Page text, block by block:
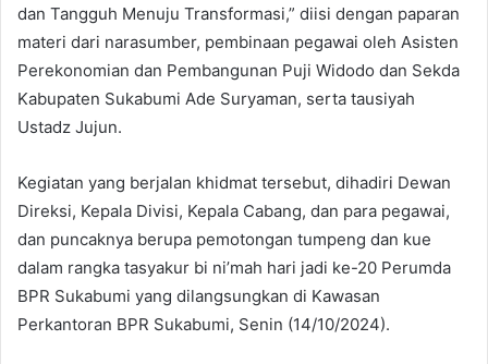
dan Tangguh Menuju Transformasi,” diisi dengan paparan
materi dari narasumber, pembinaan pegawai oleh Asisten
Perekonomian dan Pembangunan Puji Widodo dan Sekda
Kabupaten Sukabumi Ade Suryaman, serta tausiyah
Ustadz Jujun.
Kegiatan yang berjalan khidmat tersebut, dihadiri Dewan
Direksi, Kepala Divisi, Kepala Cabang, dan para pegawai,
dan puncaknya berupa pemotongan tumpeng dan kue
dalam rangka tasyakur bi ni’mah hari jadi ke-20 Perumda
BPR Sukabumi yang dilangsungkan di Kawasan
Perkantoran BPR Sukabumi, Senin (14/10/2024).